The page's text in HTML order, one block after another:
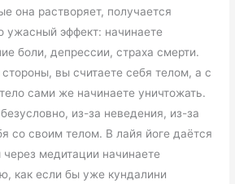
она растворяет, получается
ужасный эффект: начинаете
боли, депрессии, страха смерти.
вы считаете себя телом, а с
сами же начинаете уничтожать.
из-за неведения, из-за
со своим телом. В лайя йоге даётся
медитации начинаете
как если бы уже кундалини